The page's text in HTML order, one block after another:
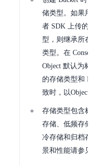
储类型。如果用
者 SDK 上传的
型，则继承所在
类型。在
Object 默认为标
的存储类型和
致时，以Object
存储类型包含标
存储、低频存储
冷存储和归档存
景和性能请参见